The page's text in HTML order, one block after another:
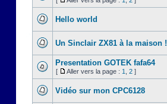
Hello world
Un Sinclair ZX81 à la maison !
Presentation GOTEK fafa64
[ Aller vers la page : 1 2 ]
Vidéo sur mon CPC6128